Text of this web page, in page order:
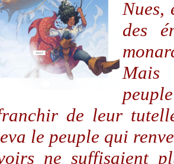
Nues,
des
Mais
de leur
le peuple qui
ne suffisaient